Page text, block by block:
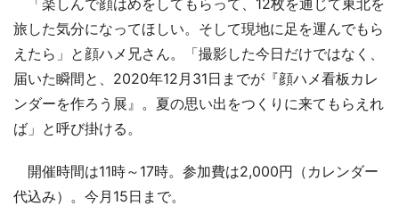
旅した気分になってほしい。そして現地に足を運んでもら
えたら」と顔ハメ兄さん。「撮影した今日だけではなく、
届いた瞬間と、2020年12月31日までが『顔ハメ看板カレ
ンダーを作ろう展』。夏の思い出をつくりに来てもらえれ
ば」と呼び掛ける。
開催時間は11時～17時。参加費は2,000円（カレンダー
代込み）。今月15日まで。